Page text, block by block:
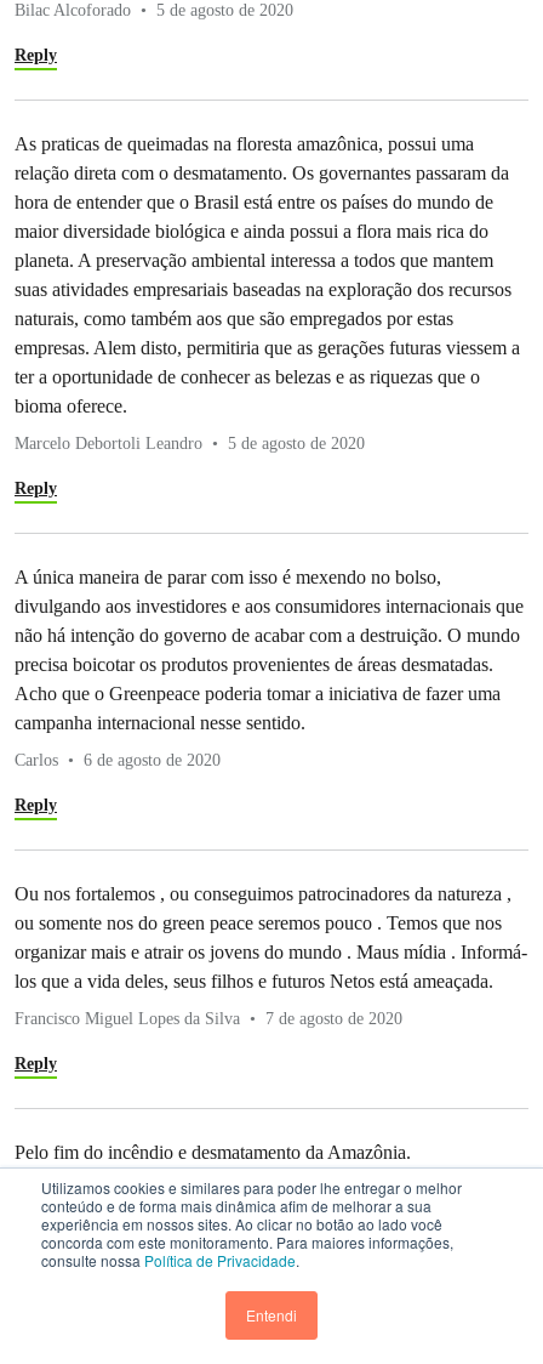
Utilizamos cookies e similares para poder lhe entregar o melhor
conteúdo e de forma mais dinâmica afim de melhorar a sua
experiência em nossos sites. Ao clicar no botão ao lado você
concorda com este monitoramento. Para maiores informações,
consulte nossa Política de Privacidade.
Entendi
Bilac Alcoforado 5 de agosto de 2020
Reply
As praticas de queimadas na floresta amazônica, possui uma
relação direta com o desmatamento. Os governantes passaram da
hora de entender que o Brasil está entre os países do mundo de
maior diversidade biológica e ainda possui a flora mais rica do
planeta. A preservação ambiental interessa a todos que mantem
suas atividades empresariais baseadas na exploração dos recursos
naturais, como também aos que são empregados por estas
empresas. Alem disto, permitiria que as gerações futuras viessem a
ter a oportunidade de conhecer as belezas e as riquezas que o
bioma oferece.
Marcelo Debortoli Leandro 5 de agosto de 2020
Reply
A única maneira de parar com isso é mexendo no bolso,
divulgando aos investidores e aos consumidores internacionais que
não há intenção do governo de acabar com a destruição. O mundo
precisa boicotar os produtos provenientes de áreas desmatadas.
Acho que o Greenpeace poderia tomar a iniciativa de fazer uma
campanha internacional nesse sentido.
Carlos 6 de agosto de 2020
Reply
Ou nos fortalemos , ou conseguimos patrocinadores da natureza ,
ou somente nos do green peace seremos pouco . Temos que nos
organizar mais e atrair os jovens do mundo . Maus mídia . Informá-
los que a vida deles, seus filhos e futuros Netos está ameaçada.
Francisco Miguel Lopes da Silva 7 de agosto de 2020
Reply
Pelo fim do incêndio e desmatamento da Amazônia.
José Carlos F. Silva 7 de agosto de 2020
Reply
Olá, tenho grande admiração pelo Greenpeace! E sinto que